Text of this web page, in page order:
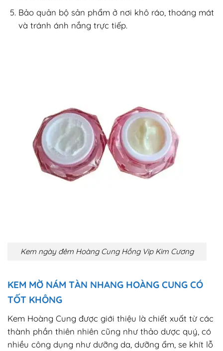
Bảo quản bộ sản phẩm ở nơi khô ráo, thoáng mát
và tránh ánh nắng trực tiếp.
Kem ngày đêm Hoàng Cung Hồng Vip Kim Cương
KEM MỜ NÁM TÀN NHANG HOÀNG CUNG CÓ
TỐT KHÔNG
Kem Hoàng Cung được giới thiệu là chiết xuất từ các
thành phần thiên nhiên cũng như thảo dược quý, có
nhiều công dụng như dưỡng da, dưỡng ẩm, se khít lỗ